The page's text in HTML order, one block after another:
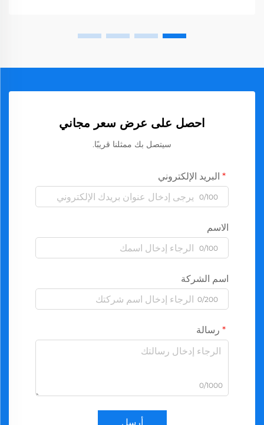
احصل على عرض سعر مجاني
سيتصل بك ممثلنا قريبًا.
البريد الإلكتروني
0/100
الاسم
0/100
اسم الشركة
0/200
رسالة
0/1000
أرسل